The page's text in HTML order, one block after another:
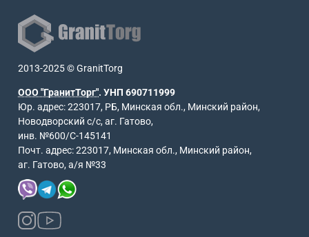
2013-2025 © GranitTorg
ООО "ГранитТорг". УНП 690711999
Юр. адрес: 223017, РБ, Минская обл., Минский район,
Новодворский с/с, аг. Гатово,
инв. №600/С-145141
Почт. адрес: 223017, Минская обл., Минский район,
аг. Гатово, а/я №33